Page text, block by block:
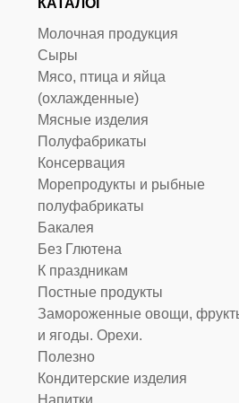
КАТАЛОГ
Молочная продукция
Сыры
Мясо, птица и яйца
(охлажденные)
Мясные изделия
Полуфабрикаты
Консервация
Морепродукты и рыбные
полуфабрикаты
Бакалея
Без Глютена
К праздникам
Постные продукты
Замороженные овощи,
и ягоды. Орехи.
Полезно
Кондитерские изделия
Напитки